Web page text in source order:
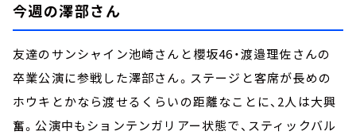
今週の澤部さん
友達のサンシャイン池崎さんと櫻坂46・渡邉理佐さんの
卒業公演に参戦した澤部さん。ステージと客席が長めの
ホウキとかなら渡せるくらいの距離なことに、2人は大興
奮。公演中もションテンガリアー状態で、スティックバル